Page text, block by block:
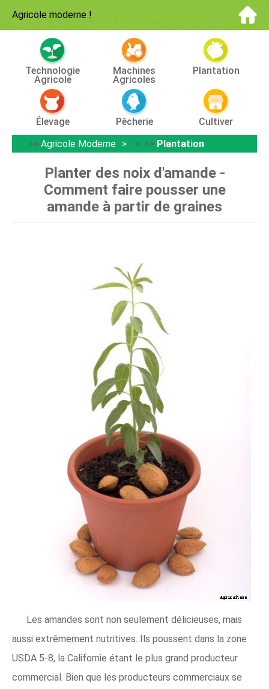
Agricole moderne !
Technologie
Agricole
Machines
Agricoles
Plantation
Élevage Pêcherie
Cultiver
>> Agricole Moderne > >> Plantation
Planter des noix d'amande -
Comment faire pousser une
amande à partir de graines
Les amandes sont non seulement délicieuses, mais
aussi extrêmement nutritives. Ils poussent dans la zone
USDA 5-8, la Californie étant le plus grand producteur
commercial. Bien que les producteurs commerciaux se